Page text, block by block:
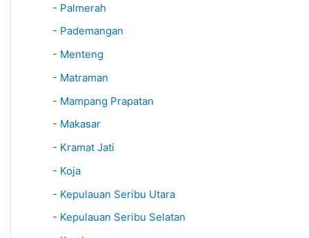
- Palmerah
- Pademangan
- Menteng
- Matraman
- Mampang Prapatan
- Makasar
- Kramat Jati
- Koja
- Kepulauan Seribu Utara
- Kepulauan Seribu Selatan